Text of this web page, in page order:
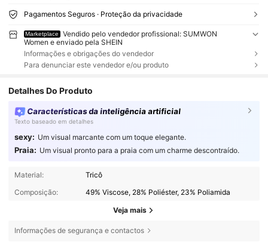
Pagamentos Seguros · Proteção da privacidade
Marketplace
Vendido pelo vendedor profissional: SUMWON
Women e enviado pela SHEIN
Informações e obrigações do vendedor
Para denunciar este vendedor e/ou produto
Detalhes Do Produto
Características da inteligência artificial
Texto baseado em detalhes
sexy: Um visual marcante com um toque elegante.
Praia: Um visual pronto para a praia com um charme descontraído.
Material:
Tricô
Composição:
49% Viscose, 28% Poliéster, 23% Poliamida
Veja mais
Informações de segurança e contactos